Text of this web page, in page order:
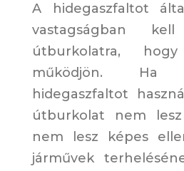
A hidegaszfaltot
vastagságban
útburkolatra,
működjön.
hidegaszfaltot
útburkolat nem
nem lesz képes
járművek